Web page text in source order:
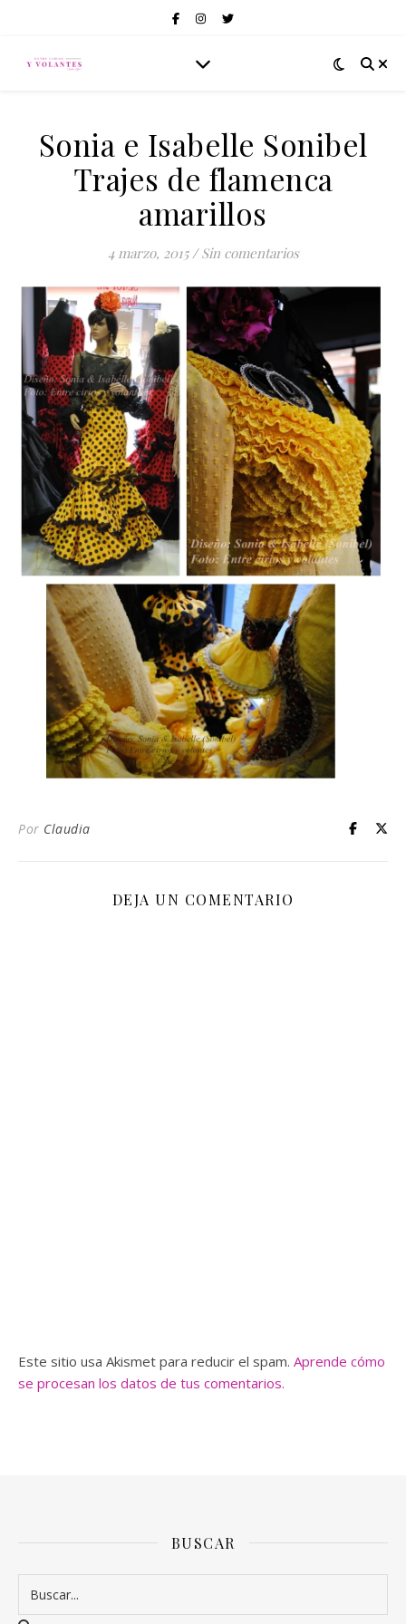
Sonia e Isabelle Sonibel
Trajes de flamenca
amarillos
4 marzo, 2015 / Sin comentarios
Por Claudia
DEJA UN COMENTARIO
Este sitio usa Akismet para reducir el spam. Aprende cómo
se procesan los datos de tus comentarios.
BUSCAR